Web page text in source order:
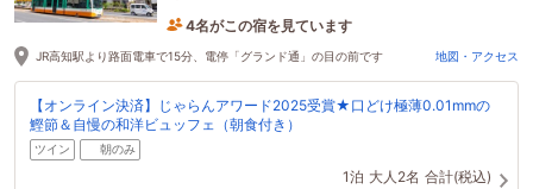
4名がこの宿を見ています
6時間前に予約されました
JR高知駅より路面電車で15分、電停「グランド通」の目の前です 地図・アクセス
【オンライン決済】じゃらんアワード2025受賞★口どけ極薄0.01mmの
鰹節＆自慢の和洋ビュッフェ（朝食付き）
ツイン 朝のみ
1泊 大人2名 合計(税込)